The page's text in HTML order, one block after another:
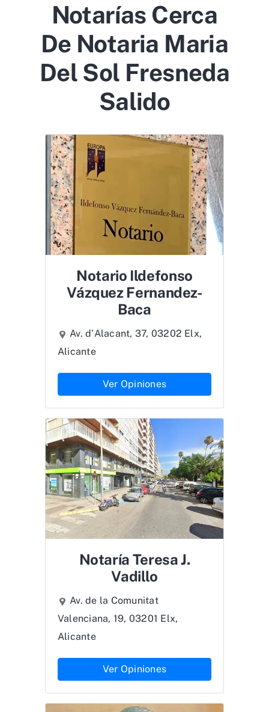
Notarías Cerca
De Notaria Maria
Del Sol Fresneda
Salido
Notario Ildefonso
Vázquez Fernandez-
Baca
Av. d'Alacant, 37, 03202 Elx,
Alicante
Ver Opiniones
Notaría Teresa J.
Vadillo
Av. de la Comunitat
Valenciana, 19, 03201 Elx,
Alicante
Ver Opiniones